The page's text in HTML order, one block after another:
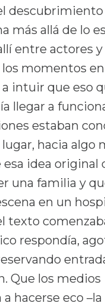
descubrimiento
más allá de lo
entre actores
momentos
intuir que eso
llegar a
estaban
hacia algo
idea original
una familia y
en un
texto
respondía,
Que los medios
hacerse eco